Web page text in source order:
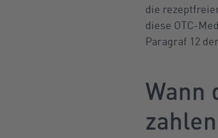
die
diese OTC-
Paragraf 12 der
Wann
zahlen